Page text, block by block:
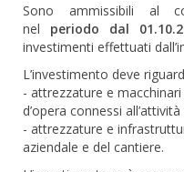
Sono ammissibili al
nel periodo dal
investimenti effettuati
L’investimento deve
- attrezzature e
d’opera connessi all’attività
- attrezzature e
aziendale e del cantiere.